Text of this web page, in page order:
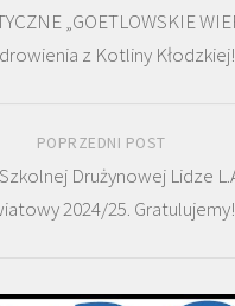
„GOETLOWSKIE
z Kotliny Kłodzkiej!
POPRZEDNI POST
Drużynowej Lidze
2024/25. Gratulujemy!